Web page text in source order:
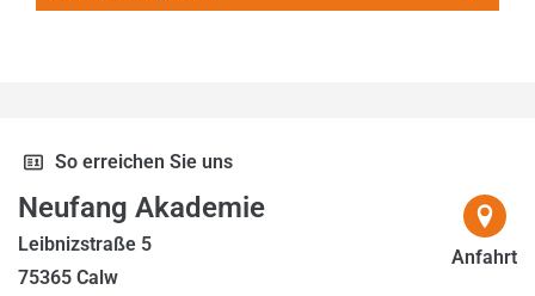
2020
2023
2024
2025
2026
So erreichen Sie uns
Neufang Akademie
Leibnizstraße 5
75365 Calw
Anfahrt